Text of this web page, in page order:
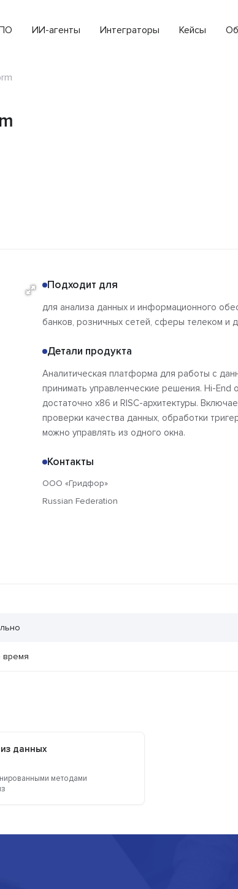
ИИ-агенты Интеграторы Кейсы
Подходит для
для анализа данных и информационного
банков, розничных сетей, сферы телеком и
Детали продукта
Аналитическая платформа для работы с
принимать управленческие решения. Hi-
достаточно x86 и RISC-архитектуры.
проверки качества данных, обработки
можно управлять из одного окна.
Контакты
ООО «Гридфор»
Russian Federation
время
данных
методами